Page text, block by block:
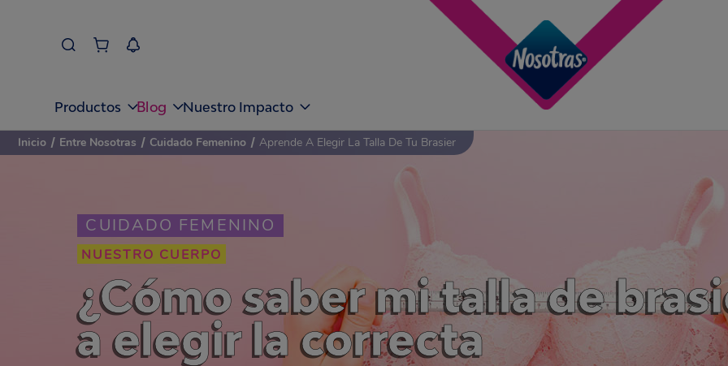
Productos Blog Nuestro Impacto
CUIDADO FEMENINO
NUESTRO CUERPO
¿Cómo saber mi talla de
a elegir la correcta
Inicio / Entre Nosotras / Cuidado Femenino / Aprende A Elegir La Talla De Tu Brasier